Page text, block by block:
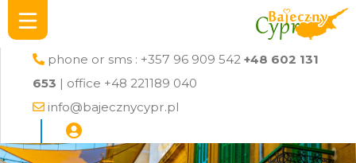
phone or sms : +357 96 909 542 +48 602 131
653 | office +48 221189 040
info@bajecznycypr.pl